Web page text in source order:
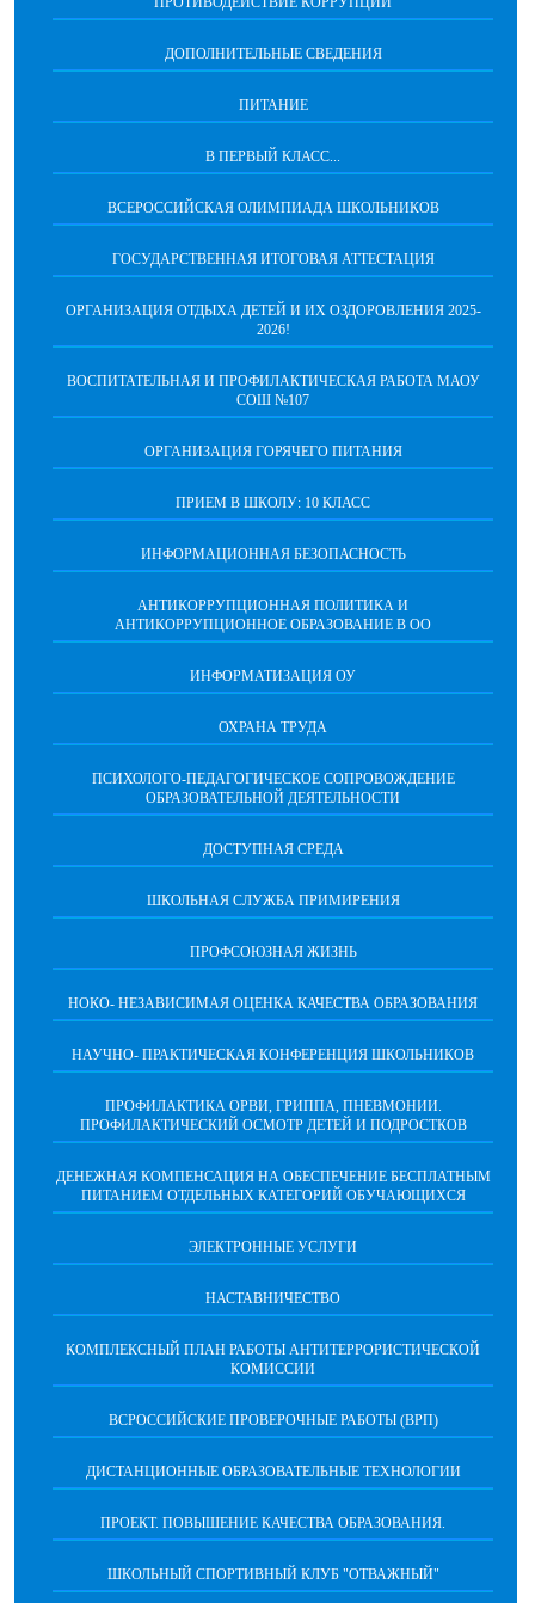
ДОПОЛНИТЕЛЬНЫЕ СВЕДЕНИЯ
ПИТАНИЕ
В ПЕРВЫЙ КЛАСС...
ВСЕРОССИЙСКАЯ ОЛИМПИАДА ШКОЛЬНИКОВ
ГОСУДАРСТВЕННАЯ ИТОГОВАЯ АТТЕСТАЦИЯ
ОРГАНИЗАЦИЯ ОТДЫХА ДЕТЕЙ И ИХ ОЗДОРОВЛЕНИЯ 2025-
2026!
ВОСПИТАТЕЛЬНАЯ И ПРОФИЛАКТИЧЕСКАЯ РАБОТА МАОУ
СОШ №107
ОРГАНИЗАЦИЯ ГОРЯЧЕГО ПИТАНИЯ
ПРИЕМ В ШКОЛУ: 10 КЛАСС
ИНФОРМАЦИОННАЯ БЕЗОПАСНОСТЬ
АНТИКОРРУПЦИОННАЯ ПОЛИТИКА И
АНТИКОРРУПЦИОННОЕ ОБРАЗОВАНИЕ В ОО
ИНФОРМАТИЗАЦИЯ ОУ
ОХРАНА ТРУДА
ПCИХОЛОГО-ПЕДАГОГИЧЕСКОЕ СОПРОВОЖДЕНИЕ
ОБРАЗОВАТЕЛЬНОЙ ДЕЯТЕЛЬНОСТИ
ДОСТУПНАЯ СРЕДА
ШКОЛЬНАЯ СЛУЖБА ПРИМИРЕНИЯ
ПРОФСОЮЗНАЯ ЖИЗНЬ
НОКО- НЕЗАВИСИМАЯ ОЦЕНКА КАЧЕСТВА ОБРАЗОВАНИЯ
НАУЧНО- ПРАКТИЧЕСКАЯ КОНФЕРЕНЦИЯ ШКОЛЬНИКОВ
ПРОФИЛАКТИКА ОРВИ, ГРИППА, ПНЕВМОНИИ.
ПРОФИЛАКТИЧЕСКИЙ ОСМОТР ДЕТЕЙ И ПОДРОСТКОВ
ДЕНЕЖНАЯ КОМПЕНСАЦИЯ НА ОБЕСПЕЧЕНИЕ БЕСПЛАТНЫМ
ПИТАНИЕМ ОТДЕЛЬНЫХ КАТЕГОРИЙ ОБУЧАЮЩИХСЯ
ЭЛЕКТРОННЫЕ УСЛУГИ
НАСТАВНИЧЕСТВО
КОМПЛЕКСНЫЙ ПЛАН РАБОТЫ АНТИТЕРРОРИСТИЧЕСКОЙ
КОМИССИИ
ВСРОССИЙСКИЕ ПРОВЕРОЧНЫЕ РАБОТЫ (ВРП)
ДИСТАНЦИОННЫЕ ОБРАЗОВАТЕЛЬНЫЕ ТЕХНОЛОГИИ
ПРОЕКТ. ПОВЫШЕНИЕ КАЧЕСТВА ОБРАЗОВАНИЯ.
ШКОЛЬНЫЙ СПОРТИВНЫЙ КЛУБ "ОТВАЖНЫЙ"